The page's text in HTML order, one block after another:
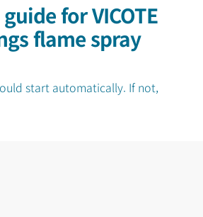
for VICOTE
flame spray
start automatically. If not,